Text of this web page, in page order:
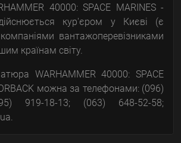
40000: SPACE MARINES -
кур'єром у Києві (є
вантажоперевізниками
країнам світу.
WARHAMMER 40000: SPACE
можна за телефонами: (096)
919-18-13; (063) 648-52-58;